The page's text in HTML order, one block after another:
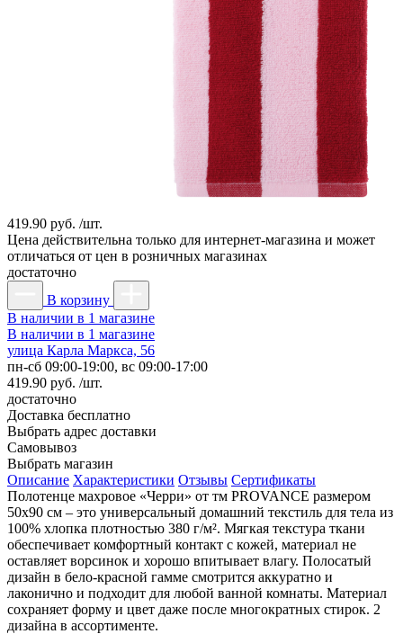
419.90 руб. /шт.
Цена действительна только для интернет-магазина и может
отличаться от цен в розничных магазинах
достаточно
В корзину
В наличии в 1 магазине
В наличии в 1 магазине
улица Карла Маркса, 56
пн-сб 09:00-19:00, вс 09:00-17:00
419.90 руб. /шт.
достаточно
Доставка бесплатно
Выбрать адрес доставки
Самовывоз
Выбрать магазин
Описание Характеристики Отзывы Сертификаты
Полотенце махровое «Черри» от тм PROVANCE размером
50х90 см – это универсальный домашний текстиль для тела из
100% хлопка плотностью 380 г/м². Мягкая текстура ткани
обеспечивает комфортный контакт с кожей, материал не
оставляет ворсинок и хорошо впитывает влагу. Полосатый
дизайн в бело-красной гамме смотрится аккуратно и
лаконично и подходит для любой ванной комнаты. Материал
сохраняет форму и цвет даже после многократных стирок. 2
дизайна в ассортименте.